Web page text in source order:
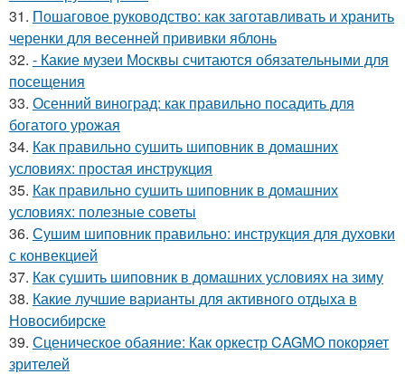
31. Пошаговое руководство: как заготавливать и хранить
черенки для весенней прививки яблонь
32. - Какие музеи Москвы считаются обязательными для
посещения
33. Осенний виноград: как правильно посадить для
богатого урожая
34. Как правильно сушить шиповник в домашних
условиях: простая инструкция
35. Как правильно сушить шиповник в домашних
условиях: полезные советы
36. Сушим шиповник правильно: инструкция для духовки
с конвекцией
37. Как сушить шиповник в домашних условиях на зиму
38. Какие лучшие варианты для активного отдыха в
Новосибирске
39. Сценическое обаяние: Как оркестр CAGMO покоряет
зрителей